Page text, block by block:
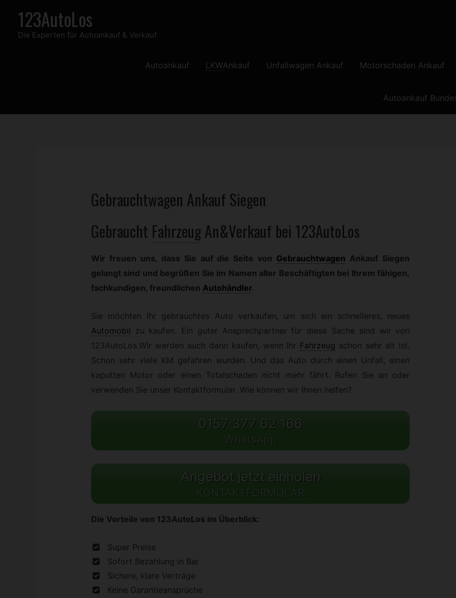
springen
123AutoLos
Die Experten für Autoankauf & Verkauf
Autoankauf LKWAnkauf Unfallwagen Ankauf Motorschaden Ankauf
Autoankauf
Gebrauchtwagen Ankauf Siegen
Gebraucht FahrzeugAn&Verkauf bei 123AutoLos
Wir freuen uns, dass Sie auf die Seite von Gebrauchtwagen Ankauf Siegen
gelangt sind und begrüßen Sie im Namen aller Beschäftigten bei Ihrem fähigen,
fachkundigen, freundlichen Autohändler.
Sie möchten Ihr gebrauchtes Auto verkaufen, um sich ein schnelleres, neues
Automobil zu kaufen. Ein guter Ansprechpartner für diese Sache sind wir von
123AutoLos.Wir werden auch dann kaufen, wenn Ihr Fahrzeug schon sehr alt ist.
Schon sehr viele KM gefahren wurden. Und das Auto durch einen Unfall, einen
kaputten Motor oder einen Totalschaden nicht mehr fährt. Rufen Sie an oder
verwenden Sie unser Kontaktformular. Wie können wir Ihnen helfen?
0157 377 62 166
WhatsApp
Angebot jetzt einholen
KONTAKTFORMULAR
Die Vorteile von 123AutoLos im Überblick:
Super Preise
Sofort Bezahlung in Bar
Sichere, klare Verträge
Keine Garantieansprüche